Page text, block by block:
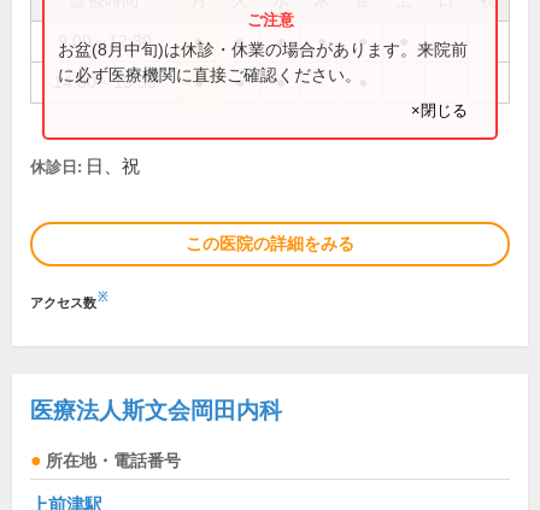
9:00～12:30 ● ● ● ● ●
14:00～15:30 ● ● ●
お盆(8月中旬)は休診・休業の場合があります。来院前
に必ず医療機関に直接ご確認ください。
×閉じる
休診日: 日、祝
この医院の詳細をみる
アクセス数※
医療法人斯文会岡田内科
所在地・電話番号
上前津駅